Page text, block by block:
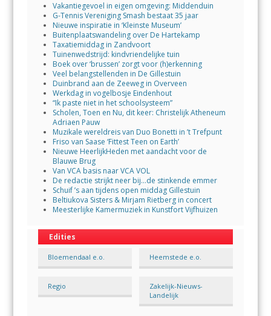
Vakantiegevoel in eigen omgeving: Middenduin
G-Tennis Vereniging Smash bestaat 35 jaar
Nieuwe inspiratie in ‘Kleinste Museum’
Buitenplaatswandeling over De Hartekamp
Taxatiemiddag in Zandvoort
Tuinenwedstrijd: kindvriendelijke tuin
Boek over ‘brussen’ zorgt voor (h)erkenning
Veel belangstellenden in De Gillestuin
Duinbrand aan de Zeeweg in Overveen
Werkdag in vogelbosje Eindenhout
“Ik paste niet in het schoolsysteem”
Scholen, Toen en Nu, dit keer: Christelijk Atheneum
Adriaen Pauw
Muzikale wereldreis van Duo Bonetti in ’t Trefpunt
Friso van Saase ‘Fittest Teen on Earth’
Nieuwe HeerlijkHeden met aandacht voor de
Blauwe Brug
Van VCA basis naar VCA VOL
De redactie strijkt neer bij…de stinkende emmer
Schuif ’s aan tijdens open middag Gillestuin
Beltiukova Sisters & Mirjam Rietberg in concert
Meesterlijke Kamermuziek in Kunstfort Vijfhuizen
Edities
Bloemendaal e.o. Heemstede e.o.
Regio
Zakelijk-Nieuws-
Landelijk